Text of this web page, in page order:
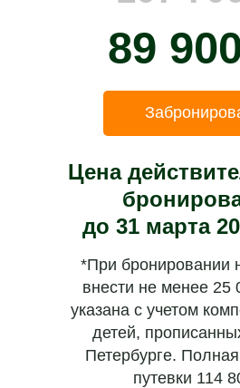
Цена
до 31 марта
*При бронировании
внести не менее 25
указана с учетом
детей,
Петербурге.
путевки 114
89